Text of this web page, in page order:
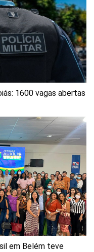
1600 vagas abertas
em Belém teve